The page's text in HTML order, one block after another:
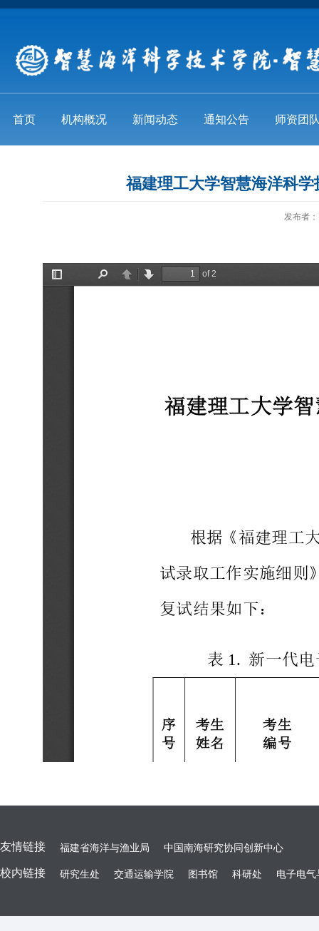
首页 机构概况 新闻动态 通知公告 师资团
福建理工大学智慧海洋科
发布者
友情链接 福建省海洋与渔业局 中国南海研究协同创新中心
校内链接 研究生处 交通运输学院 图书馆 科研处 电子电